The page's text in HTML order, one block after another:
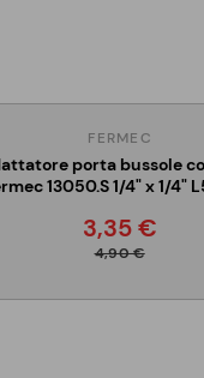
FERMEC
porta bussole
13050.S 1/4" x 1/4"
3,35 €
4,90 €